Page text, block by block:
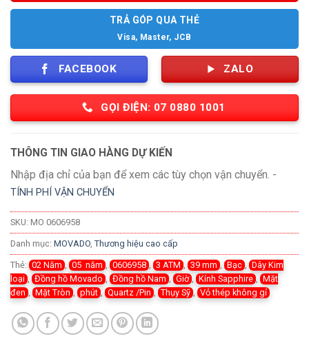
TRẢ GÓP QUA THẺ
Visa, Master, JCB
FACEBOOK ZALO
GỌI ĐIỆN: 07 0880 1001
THÔNG TIN GIAO HÀNG DỰ KIẾN
Nhập địa chỉ của bạn để xem các tùy chọn vận chuyển. -
TÍNH PHÍ VẬN CHUYỂN
SKU: MO 0606958
Danh mục: MOVADO, Thương hiệu cao cấp
Thẻ: 02 Năm , 05 năm , 0606958 , 3 ATM , 39 mm , Bạc , Dây Kim
loại , Đồng hồ Movado , Đồng hồ Nam , Giờ , Kính Sapphire , Mặt
đen , Mặt Tròn , phút , Quartz /Pin , Thụy Sỹ , Vỏ thép không gỉ